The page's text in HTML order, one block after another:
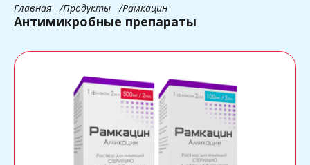
Антимикробные препараты
Главная Продукты Рамкацин